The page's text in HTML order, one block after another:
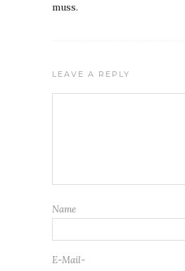
muss.
LEAVE A REPLY
Name
E-Mail-